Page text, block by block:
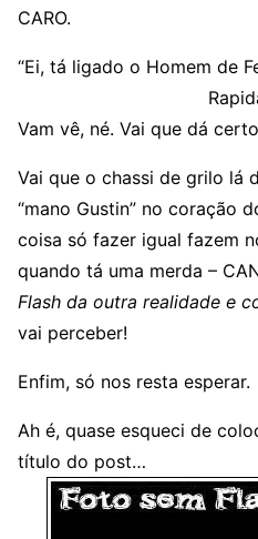
CARO.
“Ei, tá ligado o Homem de
Vam vê, né. Vai que dá
Vai que o chassi de grilo lá
“mano Gustin” no coração
coisa só fazer igual fazem
quando tá uma merda –
Flash da outra realidade e
vai perceber!
Enfim, só nos resta esperar.
Ah é, quase esqueci de
título do post…